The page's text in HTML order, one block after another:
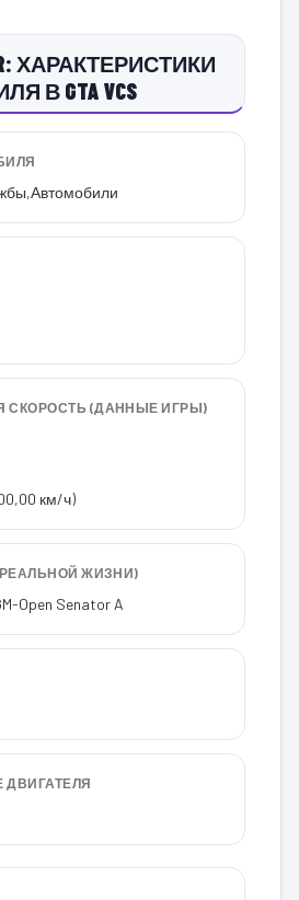
ХАРАКТЕРИСТИКИ
В GTA VCS
,Автомобили
СКОРОСТЬ (ДАННЫЕ ИГРЫ)
км/ч)
ЖИЗНИ)
Open Senator A